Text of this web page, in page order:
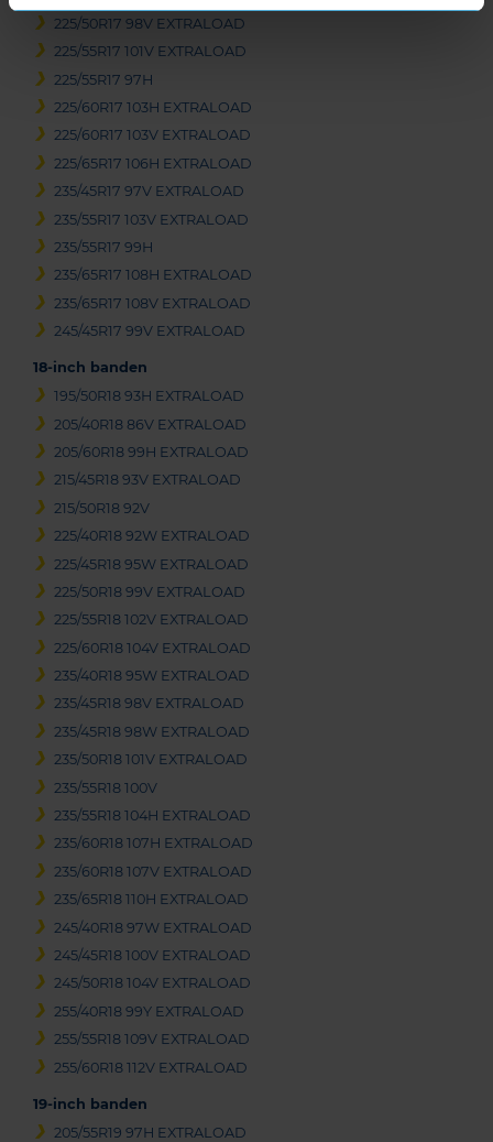
225/50R17 98V EXTRALOAD
225/55R17 101V EXTRALOAD
225/55R17 97H
225/60R17 103H EXTRALOAD
225/60R17 103V EXTRALOAD
225/65R17 106H EXTRALOAD
235/45R17 97V EXTRALOAD
235/55R17 103V EXTRALOAD
235/55R17 99H
235/65R17 108H EXTRALOAD
235/65R17 108V EXTRALOAD
245/45R17 99V EXTRALOAD
18-inch banden
195/50R18 93H EXTRALOAD
205/40R18 86V EXTRALOAD
205/60R18 99H EXTRALOAD
215/45R18 93V EXTRALOAD
215/50R18 92V
225/40R18 92W EXTRALOAD
225/45R18 95W EXTRALOAD
225/50R18 99V EXTRALOAD
225/55R18 102V EXTRALOAD
225/60R18 104V EXTRALOAD
235/40R18 95W EXTRALOAD
235/45R18 98V EXTRALOAD
235/45R18 98W EXTRALOAD
235/50R18 101V EXTRALOAD
235/55R18 100V
235/55R18 104H EXTRALOAD
235/60R18 107H EXTRALOAD
235/60R18 107V EXTRALOAD
235/65R18 110H EXTRALOAD
245/40R18 97W EXTRALOAD
245/45R18 100V EXTRALOAD
245/50R18 104V EXTRALOAD
255/40R18 99Y EXTRALOAD
255/55R18 109V EXTRALOAD
255/60R18 112V EXTRALOAD
19-inch banden
205/55R19 97H EXTRALOAD